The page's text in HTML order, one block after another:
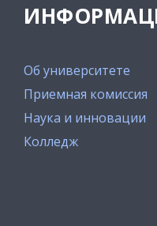
Об университете
Приемная комиссия
Наука и инновации
Колледж